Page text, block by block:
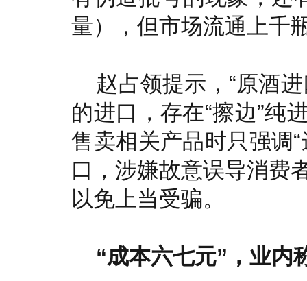
量），但市场流通上千
赵占领提示，“原酒
的进口，存在“擦边”纯
售卖相关产品时只强调
口，涉嫌故意误导消费
以免上当受骗。
“成本六七元”，业内